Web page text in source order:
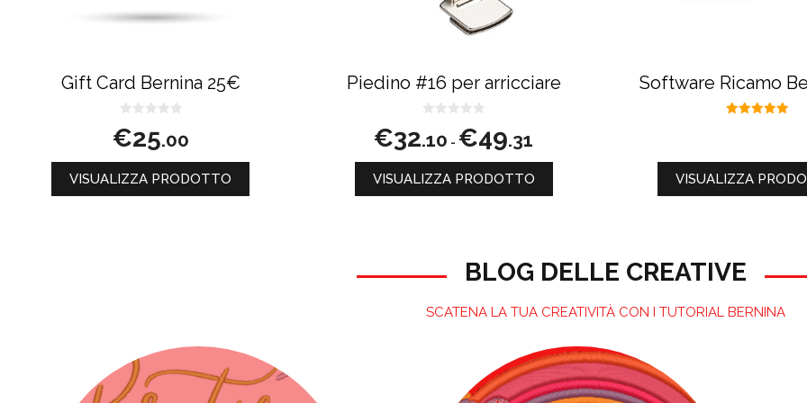
Gift Card Bernina 25€
s
u
€25.00
VISUALIZZA PRODOTTO
Piedino #16 per arricciare
s
u
€32.10 - €49.31
€32.10
a
VISUALIZZA PRODOTTO
Software Ricamo
VISUALIZZA
BLOG DELLE CREATIVE
SCATENA LA TUA CREATIVITÀ CON I TUTORIAL BERNINA